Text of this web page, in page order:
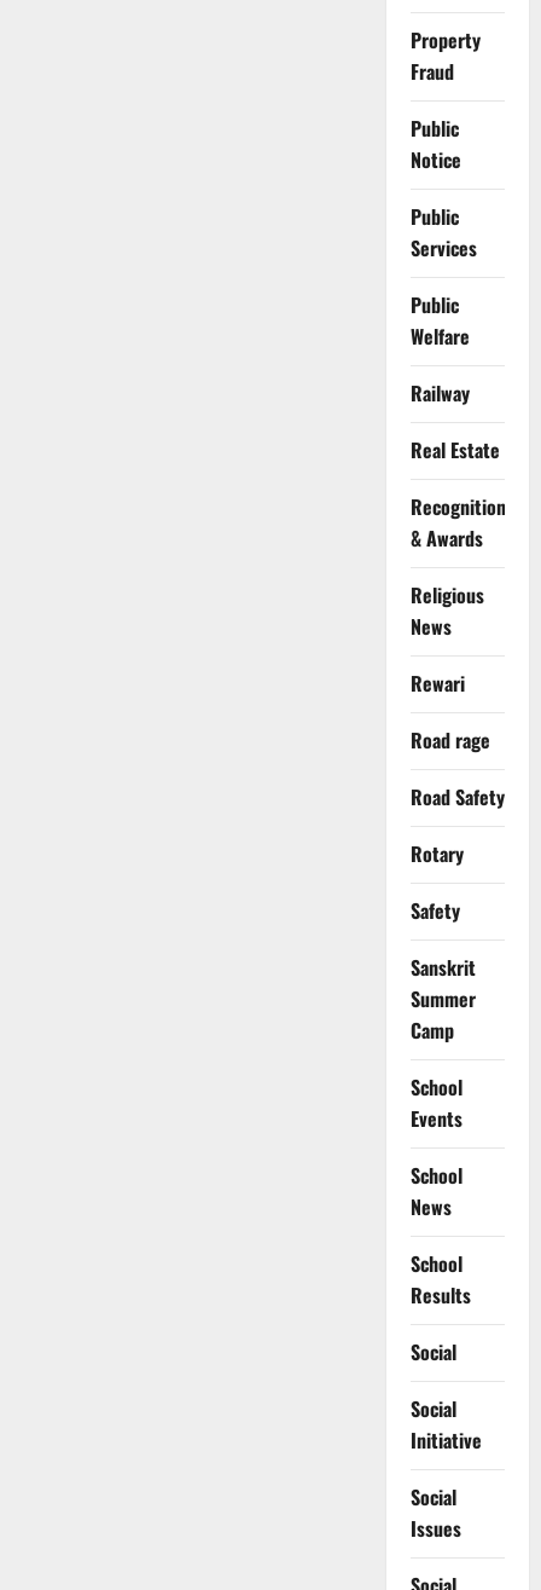
Property
Fraud
Public
Notice
Public
Services
Public
Welfare
Railway
Real Estate
Recognition
& Awards
Religious
News
Rewari
Road rage
Road Safety
Rotary
Safety
Sanskrit
Summer
Camp
School
Events
School
News
School
Results
Social
Social
Initiative
Social
Issues